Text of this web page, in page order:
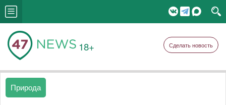
18+ Сделать новость
Природа